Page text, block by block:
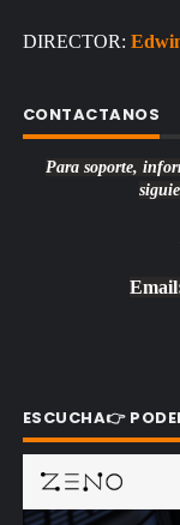
DIRECTOR:
CONTACTANOS
Para soporte,
ESCUCHA👉